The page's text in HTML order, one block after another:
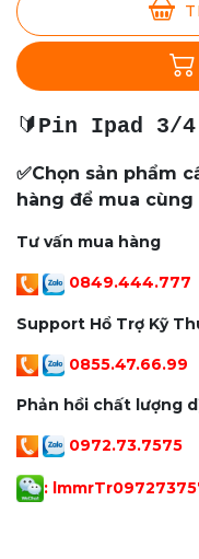
🔰Pin Ipad 3/4
✅Chọn sản phẩm
hàng để mua
Tư vấn mua hàng
0849.444.777
Support Hổ Trợ Kỹ
0855.47.66.99
Phản hồi chất lượng
0972.73.7575
: